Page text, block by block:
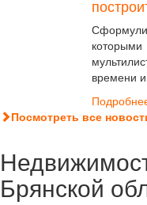
времени
Посмотреть все
Брянской